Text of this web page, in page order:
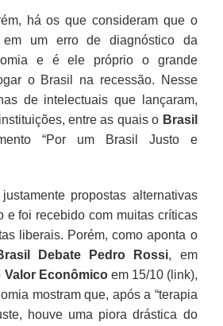
há os que consideram que o
um erro de diagnóstico da
e é ele próprio o grande
o Brasil na recessão. Nesse
de intelectuais que lançaram,
entre as quais o Brasil
“Por um Brasil Justo e
propostas alternativas
e foi recebido com muitas críticas
liberais. Porém, como aponta o
Debate Pedro Rossi, em
Valor Econômicoem 15/10 (link),
mostram que, após a “terapia
houve uma piora drástica do